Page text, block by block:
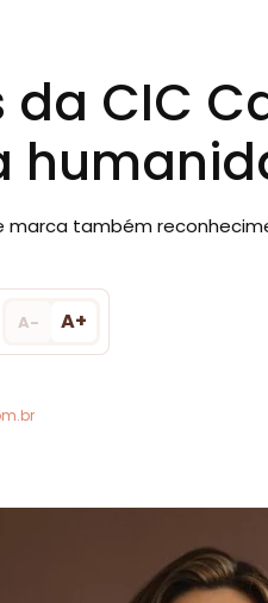
da CIC
marca também
A- A+